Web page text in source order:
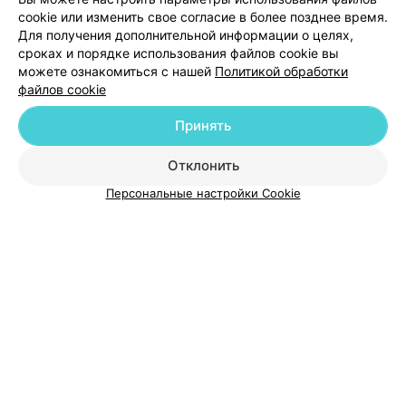
Добавить специалиста
О проекте Новости проекта
Размещение рекламы
Медицинский маркетинг
Публичный договор
Пользовательское соглашение
Способы оплаты
cookie или изменить свое согласие в более позднее время.
Для получения дополнительной информации о целях,
сроках и порядке использования файлов cookie вы
можете ознакомиться с нашей Политикой обработки
файлов cookie
Отклонить
Принять
Персональные настройки Cookie